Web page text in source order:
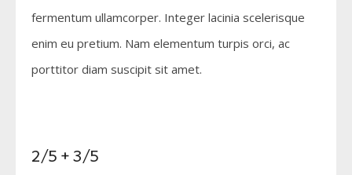
fermentum ullamcorper. Integer lacinia scelerisque
enim eu pretium. Nam elementum turpis orci, ac
porttitor diam suscipit sit amet.
2/5 + 3/5